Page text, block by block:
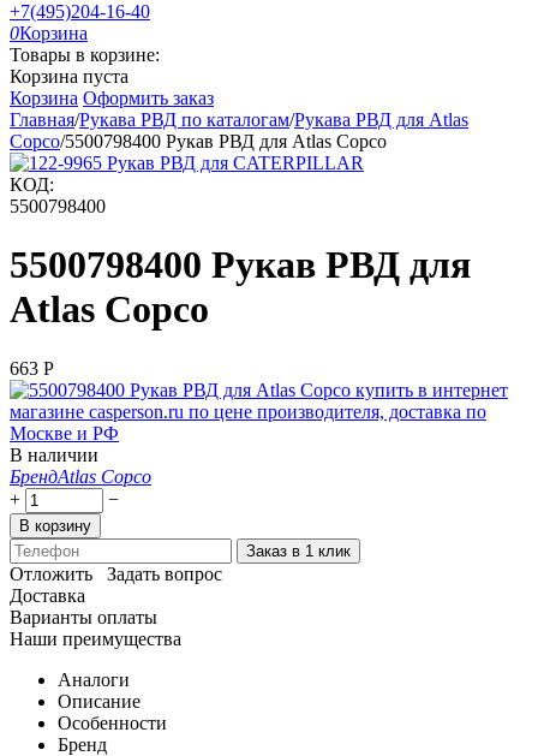
+7(495)204-16-40
0Корзина
Товары в корзине:
Корзина пуста
Корзина Оформить заказ
Главная/Рукава РВД по каталогам/Рукава РВД для Atlas
Copco/5500798400 Рукав РВД для Atlas Copco
КОД:
5500798400
5500798400 Рукав РВД для
Atlas Copco
‍663‍ Р
В наличии
БрендAtlas Copco
+
−
В корзину
Заказ в 1 клик
Отложить
Задать вопрос
Доставка
Варианты оплаты
Наши преимущества
Аналоги
Описание
Особенности
Бренд